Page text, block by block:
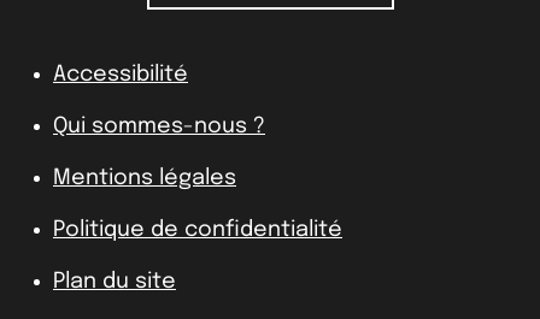
Accessibilité
Qui sommes-nous ?
Mentions légales
Politique de confidentialité
Plan du site